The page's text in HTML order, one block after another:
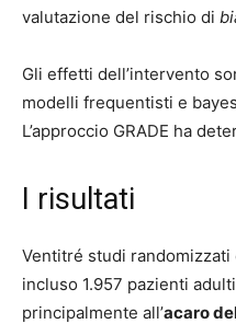
valutazione del rischio di
Gli effetti dell’intervento
modelli frequentisti e
L’approccio GRADE ha
I risultati
Ventitré studi
incluso 1.957 pazienti
principalmente all’acaro